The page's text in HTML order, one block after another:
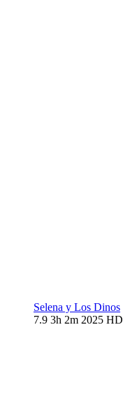
Selena y Los Dinos
7.9 3h 2m 2025 HD